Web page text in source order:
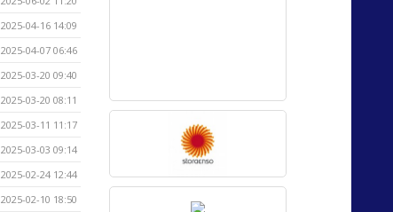
2025-04-16 14:09
2025-04-07 06:46
2025-03-20 09:40
2025-03-20 08:11
2025-03-11 11:17
2025-03-03 09:14
2025-02-24 12:44
2025-02-10 18:50